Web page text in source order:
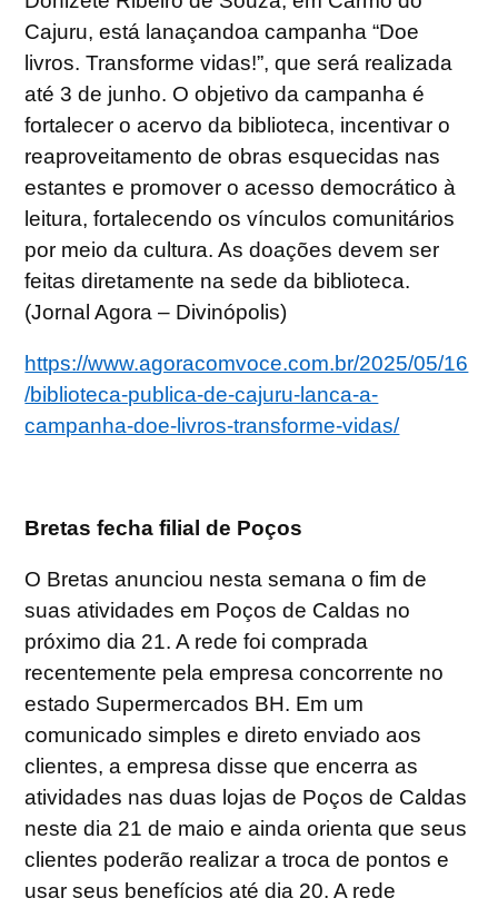
Cajuru, está lanaçandoa campanha “Doe
livros. Transforme vidas!”, que será realizada
até 3 de junho. O objetivo da campanha é
fortalecer o acervo da biblioteca, incentivar o
reaproveitamento de obras esquecidas nas
estantes e promover o acesso democrático à
leitura, fortalecendo os vínculos comunitários
por meio da cultura. As doações devem ser
feitas diretamente na sede da biblioteca.
(Jornal Agora – Divinópolis)
https://www.agoracomvoce.com.br/2025/05/16
/biblioteca-publica-de-cajuru-lanca-a-
campanha-doe-livros-transforme-vidas/
Bretas fecha filial de Poços
O Bretas anunciou nesta semana o fim de
suas atividades em Poços de Caldas no
próximo dia 21. A rede foi comprada
recentemente pela empresa concorrente no
estado Supermercados BH. Em um
comunicado simples e direto enviado aos
clientes, a empresa disse que encerra as
atividades nas duas lojas de Poços de Caldas
neste dia 21 de maio e ainda orienta que seus
clientes poderão realizar a troca de pontos e
usar seus benefícios até dia 20. A rede